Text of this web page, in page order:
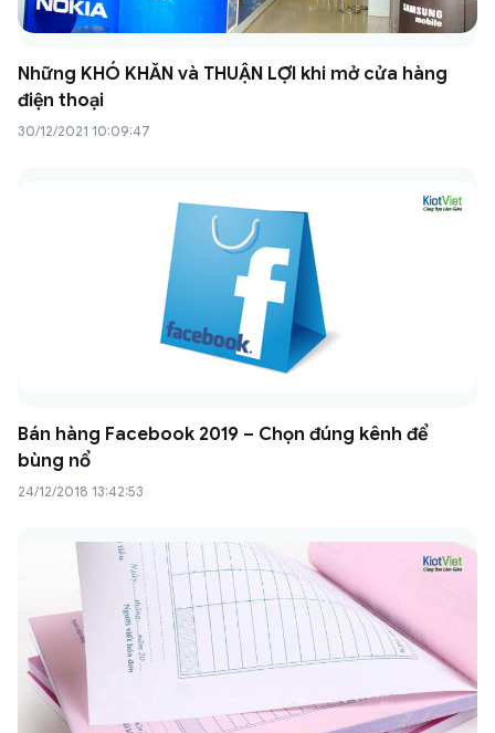
Những KHÓ KHĂN và THUẬN LỢI khi mở cửa hàng
điện thoại
30/12/2021 10:09:47
Bán hàng Facebook 2019 – Chọn đúng kênh để
bùng nổ
24/12/2018 13:42:53